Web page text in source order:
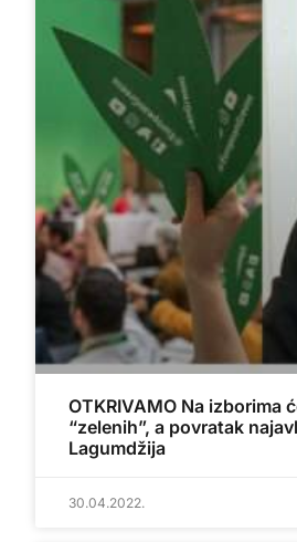
OTKRIVAMO Na izborima
“zelenih”, a povratak
Lagumdžija
30.04.2022.